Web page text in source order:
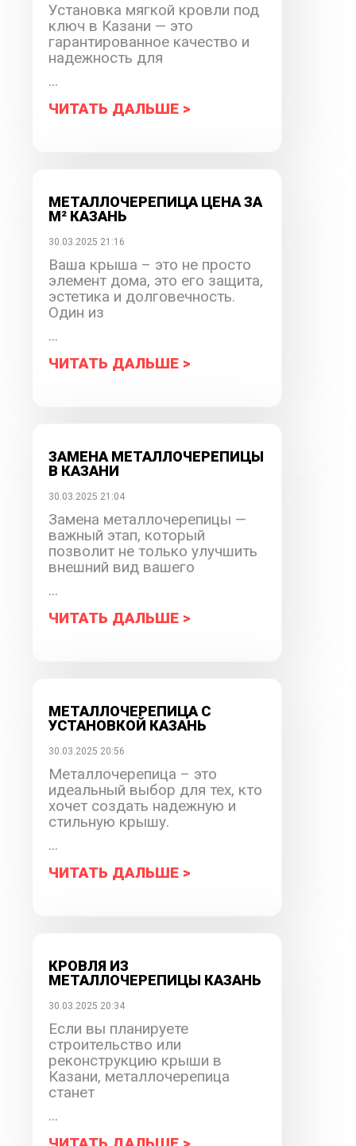
Установка мягкой кровли под
ключ в Казани — это
гарантированное качество и
надежность для
...
ЧИТАТЬ ДАЛЬШЕ >
МЕТАЛЛОЧЕРЕПИЦА ЦЕНА ЗА
М² КАЗАНЬ
30.03.2025 21:16
Ваша крыша – это не просто
элемент дома, это его защита,
эстетика и долговечность.
Один из
...
ЧИТАТЬ ДАЛЬШЕ >
ЗАМЕНА МЕТАЛЛОЧЕРЕПИЦЫ
В КАЗАНИ
30.03.2025 21:04
Замена металлочерепицы —
важный этап, который
позволит не только улучшить
внешний вид вашего
...
ЧИТАТЬ ДАЛЬШЕ >
МЕТАЛЛОЧЕРЕПИЦА С
УСТАНОВКОЙ КАЗАНЬ
30.03.2025 20:56
Металлочерепица – это
идеальный выбор для тех, кто
хочет создать надежную и
стильную крышу.
...
ЧИТАТЬ ДАЛЬШЕ >
КРОВЛЯ ИЗ
МЕТАЛЛОЧЕРЕПИЦЫ КАЗАНЬ
30.03.2025 20:34
Если вы планируете
строительство или
реконструкцию крыши в
Казани, металлочерепица
станет
...